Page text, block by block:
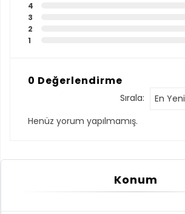
4
3
2
1
0 Değerlendirme
Sırala:
En Yeni
Henüz yorum yapılmamış.
Konum